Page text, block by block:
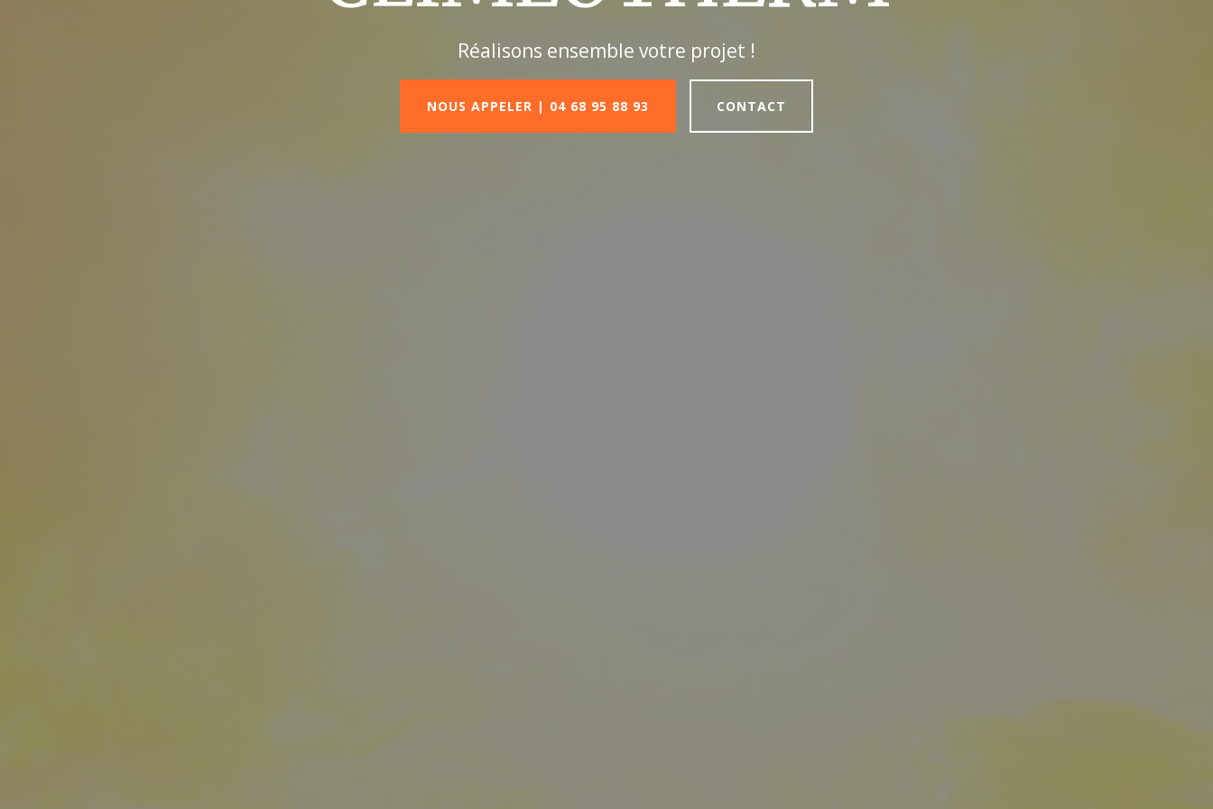
Réalisons ensemble votre projet !
NOUS APPELER | 04 68 95 88 93 CONTACT